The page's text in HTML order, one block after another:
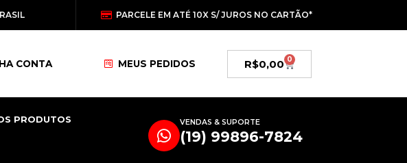
PARCELE EM ATÉ 10X S/ JUROS NO CARTÃO*
CONTA MEUS PEDIDOS R$0,00 0
Carrinho
PRODUTOS VENDAS & SUPORTE
(19) 99896-7824